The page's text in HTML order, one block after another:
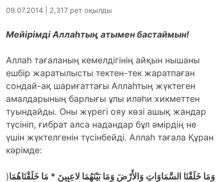
09.07.2014 | 2,317 рет оқылды
Мейірімді Аллаһтың атымен бастаймын!
Аллаһ тағаланың кемелдігінің айқын нышаны
ешбір жаратылысты тектен-тек жаратпаған
сондай-ақ шариғаттағы Аллаһтың жүктеген
амалдарының барлығы ұлы иләһи хикметтен
туындайды. Оны жүрегі ояу көзі ашық жандар
түсініп, ғибрат алса надандар бұл әмірдің не
үшін жүктелгенін түсінбейді. Аллаһ тағала Құран
кәрімде:
)وَمَا خَلَقْنَا السَّمَاوَاتِ وَالأَرْضَ وَمَا بَيْنَهُمَا لاعِبِينَ * مَا خَلَقْنَاهُمَا